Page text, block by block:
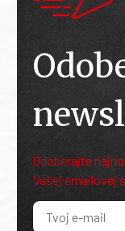
Odoberajte
Vašej emailovej